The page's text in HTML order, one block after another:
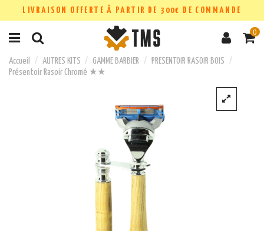
LIVRAISON OFFERTE À PARTIR DE 300€ DE COMMANDE
0
Accueil AUTRES KITS GAMME BARBIER
PRESENTOIR RASOIR BOIS
Présentoir Rasoir Chromé ★★